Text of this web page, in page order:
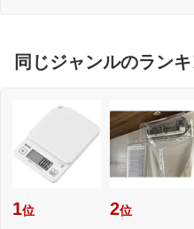
同じジャンルのラン
1位 2位